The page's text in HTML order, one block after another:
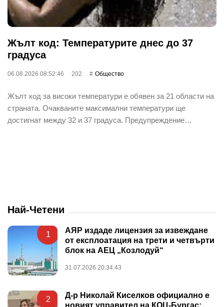
Жълт код: Температурите днес до 37
градуса
06.08.2026 08:52:46 202 Общество
Жълт код за високи температури е обявен за 21 области на
страната. Очакваните максимални температури ще
достигнат между 32 и 37 градуса. Предупреждение…
Най-Четени
1
АЯР издаде лицензия за извеждане
от експлоатация на трети и четвърти
блок на АЕЦ „Козлодуй“
31.07.2026 20:34:43
2
Д-р Николай Киселков официално е
новият управител на КОЦ-Бургас: